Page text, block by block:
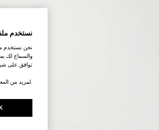
نستخدم
نحن نستخدم
والسماح لك
توافق على
.لمزيد من